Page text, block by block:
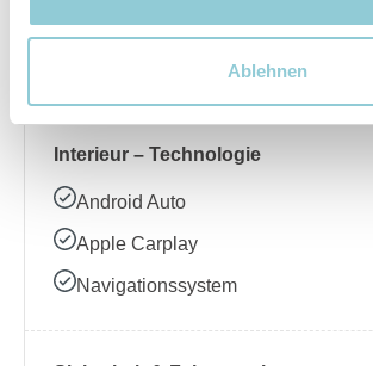
Ablehnen
Beheizbares Lenkrad
Interieur – Technologie
Android Auto
Apple Carplay
Navigationssystem